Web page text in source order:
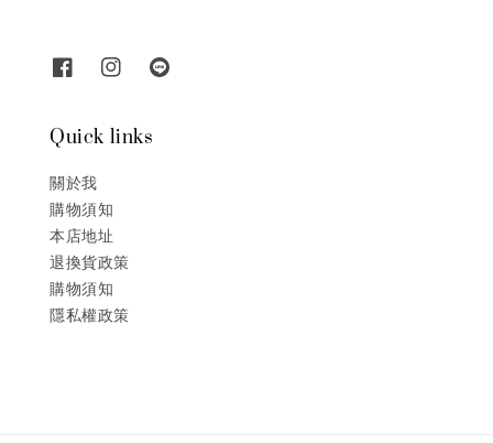
Quick links
關於我
購物須知
本店地址
退換貨政策
購物須知
隱私權政策